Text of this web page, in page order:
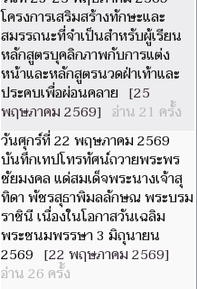
โครงการเสริมสร้างทักษะและ
สมรรถนะที่จำเป็นสำหรับผู้เรียน
หลักสูตรบุคลิกภาพกับการแต่ง
หน้าและหลักสูตรนวดฝ่าเท้าและ
ประคบเพื่อผ่อนคลาย [25
พฤษภาคม 2569] อ่าน 21 ครั้ง
วันศุกร์ที่ 22 พฤษภาคม 2569
บันทึกเทปโทรทัศน์ถวายพระพร
ชัยมงคล แด่สมเด็จพระนางเจ้าสุ
ทิดา พัชรสุธาพิมลลักษณ พระบรม
ราชินี เนื่องในโอกาสวันเฉลิม
พระชนมพรรษา 3 มิถุนายน
2569 [22 พฤษภาคม 2569]
อ่าน 26 ครั้ง